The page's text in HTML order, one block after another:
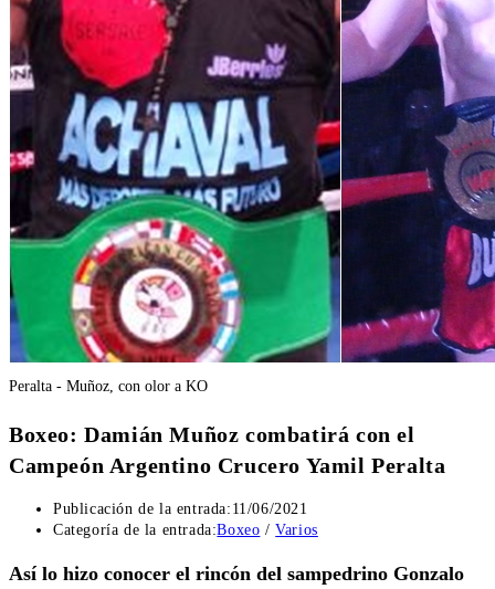
Peralta - Muñoz, con olor a KO
Boxeo: Damián Muñoz combatirá con el
Campeón Argentino Crucero Yamil Peralta
Publicación de la entrada: 11/06/2021
Categoría de la entrada:Boxeo / Varios
Así lo hizo conocer el rincón del sampedrino Gonzalo